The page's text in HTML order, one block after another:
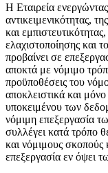
Η Εταιρεία
αντικειμενικότητας,
και
ελαχιστοποίησης και
προβαίνει σε
αποκτά με νόμιμο
προϋποθέσεις του
αποκλειστικά και
υποκειμένου των
νόμιμη επεξεργασία
συλλέγει κατά τρόπο
και νόμιμους σκοπούς
επεξεργασία εν όψει